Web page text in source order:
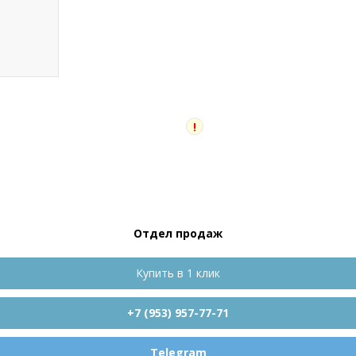
!
Отдел продаж
Купить в 1 клик
+7 (953) 957-77-71
Telegram